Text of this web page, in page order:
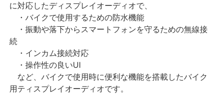
に対応したディスプレイオーディオで、
・バイクで使用するための防水機能
・振動や落下からスマートフォンを守るための無線接
続
・インカム接続対応
・操作性の良いUI
など、バイクで使用時に便利な機能を搭載したバイク
用ティスプレイオーディオです。